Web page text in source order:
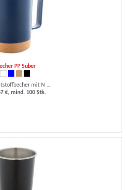
PP Suber
mit N ...
€, mind. 100 Stk.